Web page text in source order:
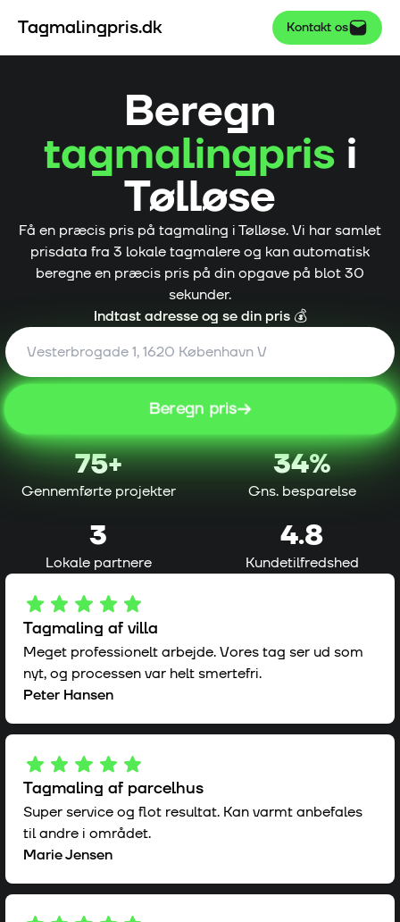
Tagmalingpris.dk Kontakt os
Beregn
tagmalingprisi
Tølløse
Få en præcis pris på tagmaling iTølløse. Vi har samlet
prisdata fra 3 lokale tagmalere og kan automatisk
beregne en præcis pris på din opgave på blot 30
sekunder.
Indtast adresse og se din pris 💰
Beregn pris
75+
Gennemførte projekter
34%
Gns. besparelse
3
Lokale partnere
4.8
Kundetilfredshed
Tagmaling af villa
Meget professionelt arbejde. Vores tag ser ud som
nyt, og processen var helt smertefri.
Peter Hansen
Tagmaling af parcelhus
Super service og flot resultat. Kan varmt anbefales
til andre i området.
Marie Jensen